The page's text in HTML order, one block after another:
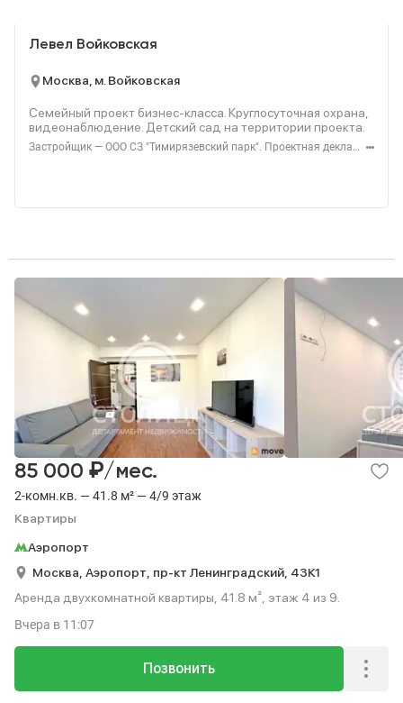
Левел Войковская
Москва, м. Войковская
Семейный проект бизнес-класса. Круглосуточная охрана,
видеонаблюдение. Детский сад на территории проекта.
Застройщик — ООО СЗ "Тимирязевский парк". Проектная декларация — наш.дом.рф. Акция до 31.08.2026. Не оферта. Подробности — level.ru
2-комн.кв. — 41.8 м² — 4/9 этаж
Квартиры
85 000 ₽/мес.
Аэропорт
Москва, Аэропорт, пр-кт Ленинградский, 43К1
Аренда двухкомнатной квартиры, 41.8 м², этаж 4 из 9.
Позвонить
Вчера в 11:07